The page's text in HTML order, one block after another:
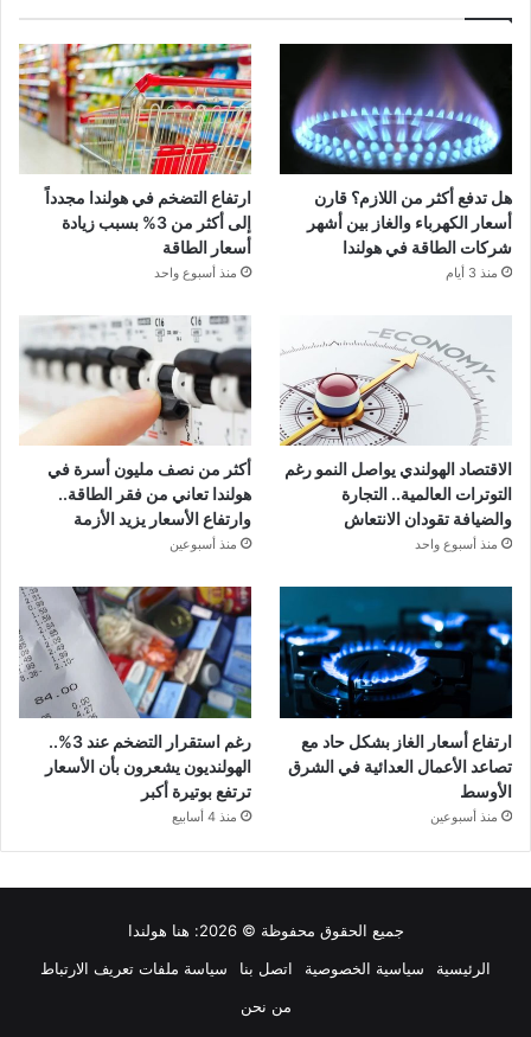
هل تدفع أكثر من اللازم؟ قارن
أسعار الكهرباء والغاز بين أشهر
شركات الطاقة في هولندا
منذ 3 أيام
ارتفاع التضخم في هولندا مجدداً
إلى أكثر من 3% بسبب زيادة
أسعار الطاقة
منذ أسبوع واحد
الاقتصاد الهولندي يواصل النمو رغم
التوترات العالمية.. التجارة
والضيافة تقودان الانتعاش
منذ أسبوع واحد
أكثر من نصف مليون أسرة في
هولندا تعاني من فقر الطاقة..
وارتفاع الأسعار يزيد الأزمة
منذ أسبوعين
ارتفاع أسعار الغاز بشكل حاد مع
تصاعد الأعمال العدائية في الشرق
الأوسط
منذ أسبوعين
رغم استقرار التضخم عند 3%..
الهولنديون يشعرون بأن الأسعار
ترتفع بوتيرة أكبر
منذ 4 أسابيع
جميع الحقوق محفوظة © 2026:
هنا هولندا
الرئيسية
سياسية الخصوصية اتصل بنا
سياسة ملفات تعريف الارتباط
من نحن